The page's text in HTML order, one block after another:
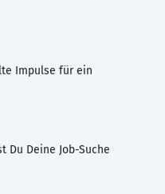
Impulse für ein
Du Deine Job-Suche